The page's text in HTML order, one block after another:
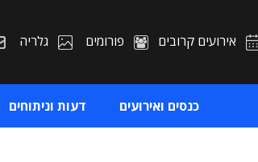
אירועים קרובים פורומים גלריה
כנסים ואירועים דעות וניתוחים